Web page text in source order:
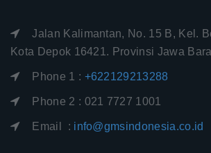
Jalan Kalimantan, No. 15 B, Kel.
Kota Depok 16421. Provinsi Jawa
Phone 1 : +622129213288
Phone 2 : 021 7727 1001
Email : info@gmsindonesia.co.id